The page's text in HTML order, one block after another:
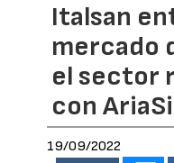
Italsan
mercado
el sector
con
19/09/2022